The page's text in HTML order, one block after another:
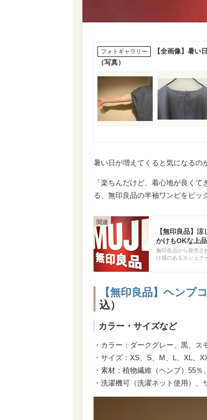
フォトギャラリー
【全画像】暑い
（写真）
暑い日が増えてくると気になるの
「楽ちんだけど、着心地が良く
る、無印良品の半袖ワンピをピッ
【無印良品】
かけもOKな上
無印良品から発売さ
け感のあるカシュク
【無印良品】ヘンプ
込）
カラー・サイズなど
・カラー：ダークグレー、黒、ス
・サイズ：XS、S、M、L、XL、
・素材：植物繊維（ヘンプ）55％
・洗濯機可（洗濯ネット使用）、